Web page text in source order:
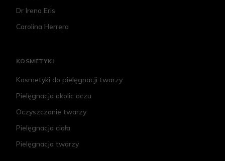
Dr Irena Eris
Carolina Herrera
KOSMETYKI
Kosmetyki do pielęgnacji twarzy
Pielęgnacja okolic oczu
Oczyszczanie twarzy
Pielęgnacja ciała
Pielęgnacja twarzy